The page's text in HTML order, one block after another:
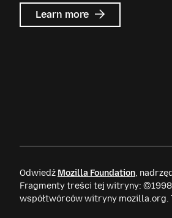
Learn more about
Mozilla
Odwiedź Mozilla Foundation,
Fragmenty treści tej witryny:
współtwórców witryny mozilla.org.